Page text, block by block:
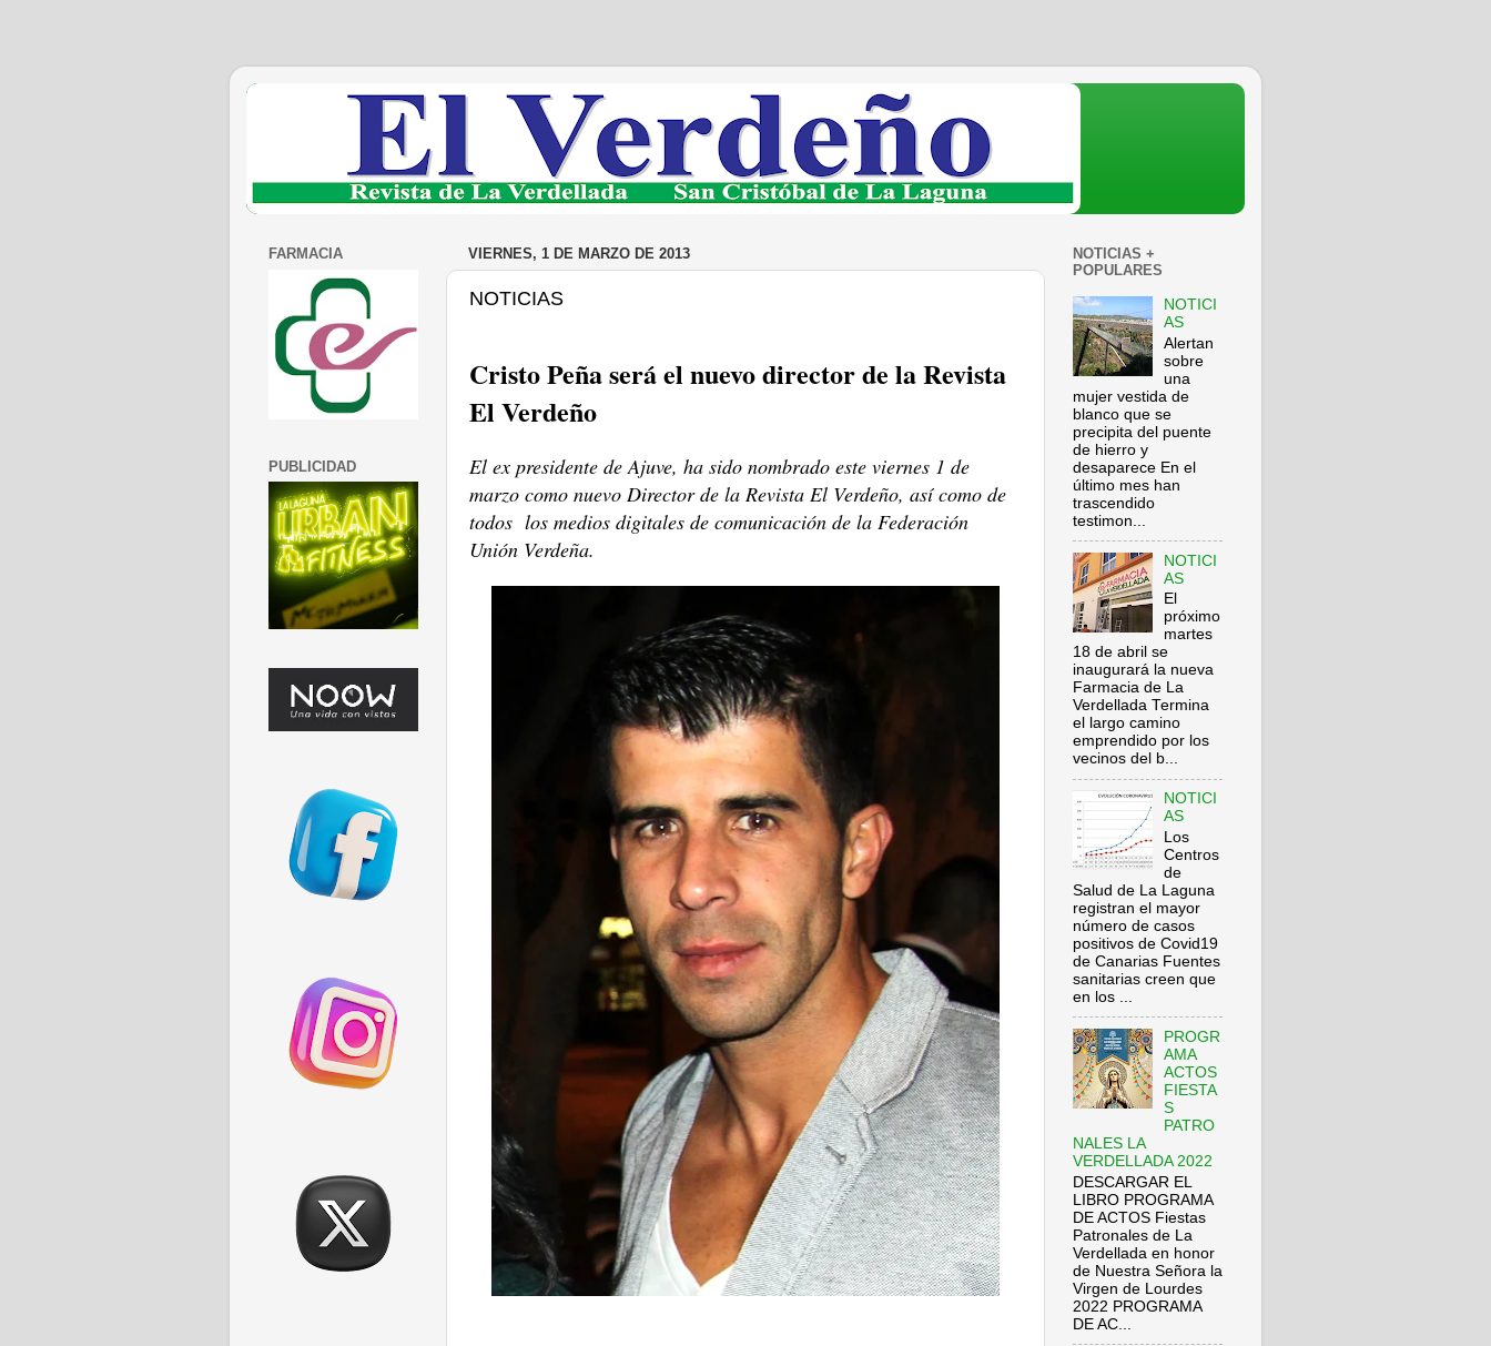
VIERNES, 1 DE MARZO DE 2013
NOTICIAS
Cristo Peña será el nuevo director de la Revista
El Verdeño
El ex presidente de Ajuve, ha sido nombrado este viernes 1 de
marzo como nuevo Director de la Revista El Verdeño, así como de
todos los medios digitales de comunicación de la Federación
Unión Verdeña.
FARMACIA
PUBLICIDAD
NOTICIAS +
POPULARES
NOTICI
AS
Alertan
sobre
una
mujer vestida de
blanco que se
precipita del puente
de hierro y
desaparece En el
último mes han
trascendido
testimon...
NOTICI
AS
El
próximo
martes
18 de abril se
inaugurará la nueva
Farmacia de La
Verdellada Termina
el largo camino
emprendido por los
vecinos del b...
NOTICI
AS
Los
Centros
de
Salud de La Laguna
registran el mayor
número de casos
positivos de Covid19
de Canarias Fuentes
sanitarias creen que
en los ...
PROGR
AMA
ACTOS
FIESTA
S
PATRO
NALES LA
VERDELLADA 2022
DESCARGAR EL
LIBRO PROGRAMA
DE ACTOS Fiestas
Patronales de La
Verdellada en honor
de Nuestra Señora la
Virgen de Lourdes
2022 PROGRAMA
DE AC...